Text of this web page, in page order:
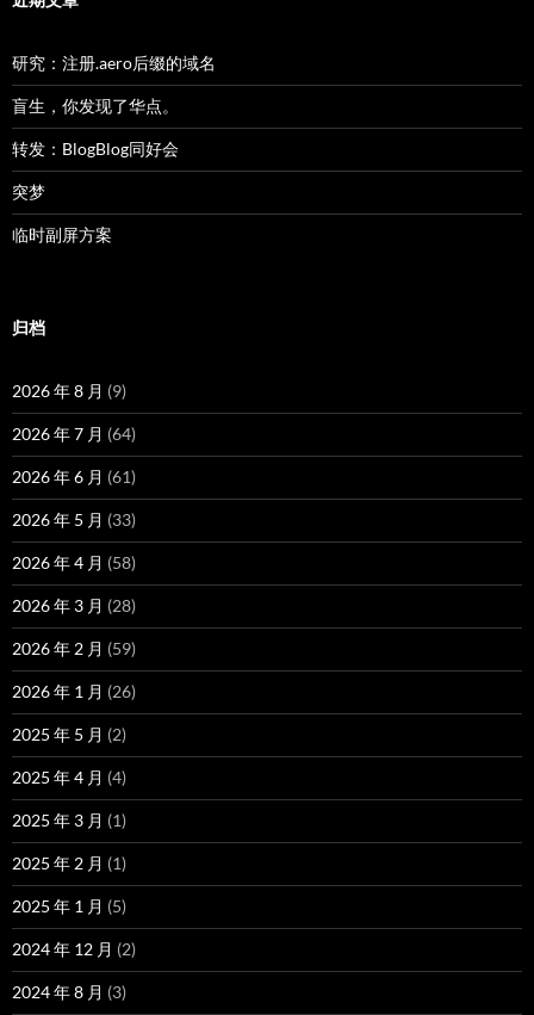
研究：注册.aero后缀的域名
盲生，你发现了华点。
转发：BlogBlog同好会
突梦
临时副屏方案
归档
2026 年 8 月 (9)
2026 年 7 月 (64)
2026 年 6 月 (61)
2026 年 5 月 (33)
2026 年 4 月 (58)
2026 年 3 月 (28)
2026 年 2 月 (59)
2026 年 1 月 (26)
2025 年 5 月 (2)
2025 年 4 月 (4)
2025 年 3 月 (1)
2025 年 2 月 (1)
2025 年 1 月 (5)
2024 年 12 月 (2)
2024 年 8 月 (3)